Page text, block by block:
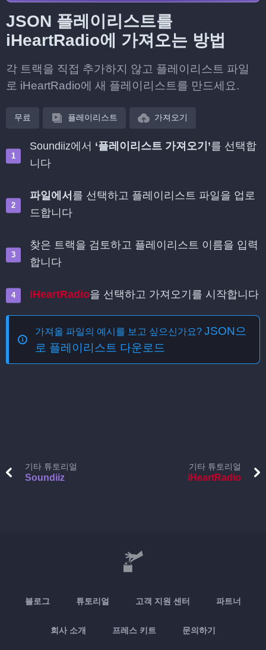
JSON 플레이리스트를
iHeartRadio에 가져오는 방법
각 트랙을 직접 추가하지 않고 플레이리스트 파일
로 iHeartRadio에 새 플레이리스트를 만드세요.
무료 플레이리스트 가져오기
Soundiiz에서 ‘플레이리스트 가져오기’를 선택합
니다
파일에서 를 선택하고 플레이리스트 파일을 업로
드합니다
찾은 트랙을 검토하고 플레이리스트 이름을 입력
합니다
iHeartRadio을 선택하고 가져오기를 시작합니다
가져올 파일의 예시를 보고 싶으신가요? JSON으
로 플레이리스트 다운로드
기타 튜토리얼
Soundiiz
기타 튜토리얼
iHeartRadio
블로그 튜토리얼 고객 지원 센터 파트너
회사 소개 프레스 키트 문의하기